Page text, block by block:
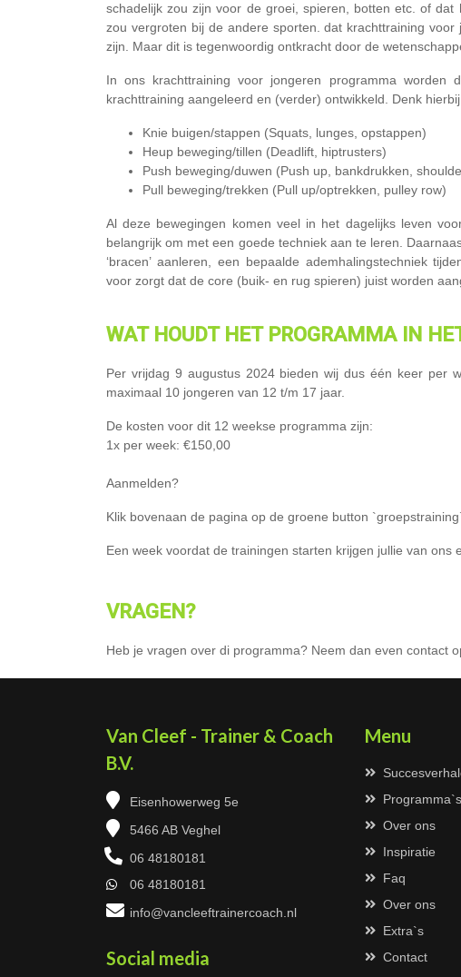
schadelijk zou zijn voor de groei, spieren, botten etc. of dat
zou vergroten bij de andere sporten. dat krachttraining voor
zijn. Maar dit is tegenwoordig ontkracht door de
In ons krachttraining voor jongeren programma worden
krachttraining aangeleerd en (verder) ontwikkeld. Denk
Knie buigen/stappen (Squats, lunges, opstappen)
Heup beweging/tillen (Deadlift, hiptrusters)
Push beweging/duwen (Push up, bankdrukken,
Pull beweging/trekken (Pull up/optrekken, pulley row)
Al deze bewegingen komen veel in het dagelijks leven
belangrijk om met een goede techniek aan te leren.
‘bracen’ aanleren, een bepaalde ademhalingstechniek
voor zorgt dat de core (buik- en rug spieren) juist worden
WAT HOUDT HET PROGRAMMA IN
Per vrijdag 9 augustus 2024 bieden wij dus één keer per
maximaal 10 jongeren van 12 t/m 17 jaar.
De kosten voor dit 12 weekse programma zijn:
1x per week: €150,00
Aanmelden?
Klik bovenaan de pagina op de groene button
Een week voordat de trainingen starten krijgen jullie van ons
VRAGEN?
Heb je vragen over di programma? Neem dan even contact
Van Cleef - Trainer & Coach
B.V.
Eisenhowerweg 5e
5466 AB Veghel
06 48180181
06 48180181
info@vancleeftrainercoach.nl
Social media
Menu
Over ons
Inspiratie
Faq
Over ons
Extra`s
Contact